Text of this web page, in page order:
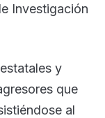
Investigación
y
que
al